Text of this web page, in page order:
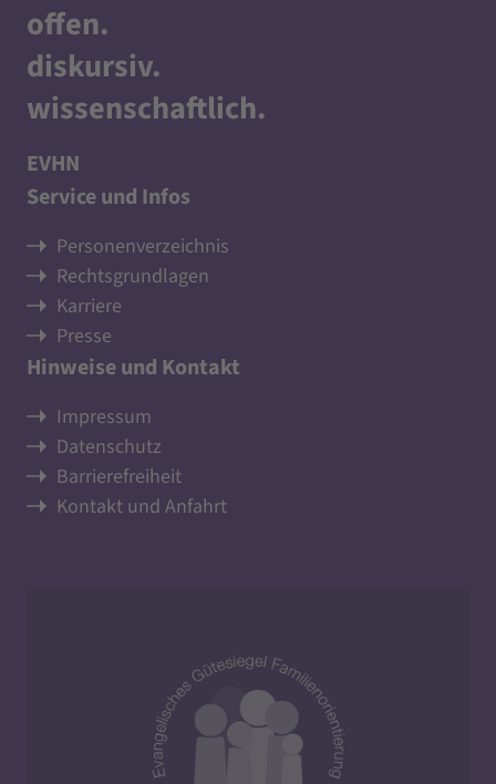
offen.
diskursiv.
wissenschaftlich.
EVHN
Service und Infos
Personenverzeichnis
Rechtsgrundlagen
Karriere
Presse
Hinweise und Kontakt
Impressum
Datenschutz
Barrierefreiheit
Kontakt und Anfahrt